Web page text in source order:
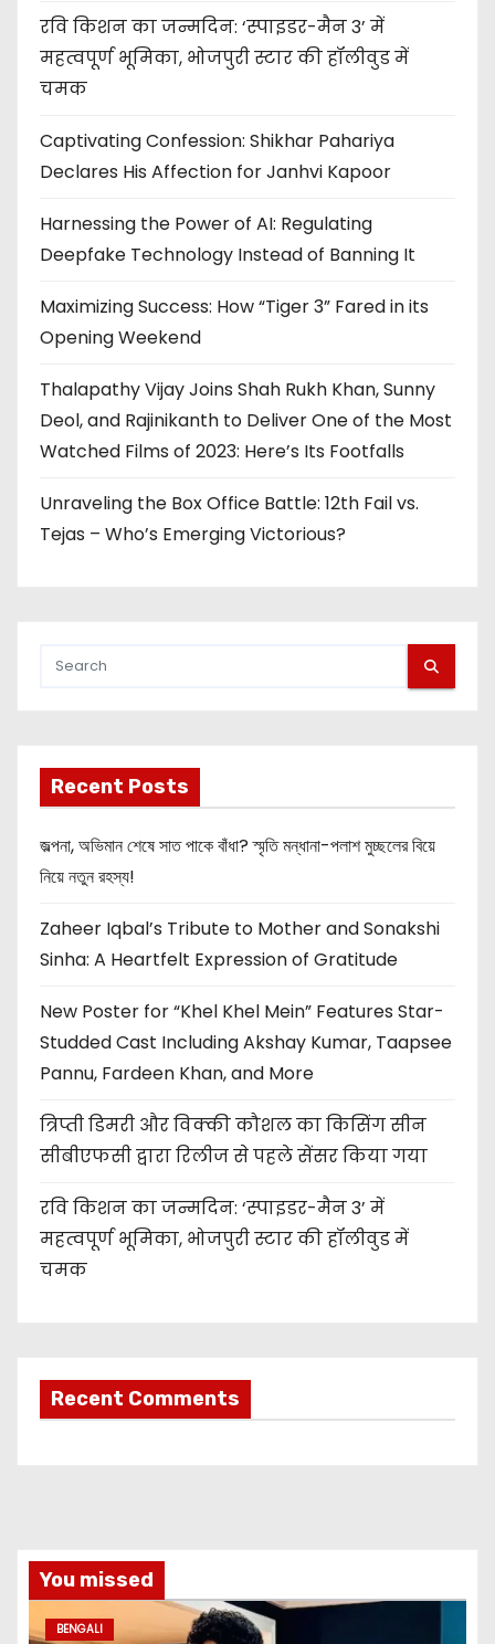
रवि किशन का जन्मदिन: ‘स्पाइडर-मैन 3’ में
महत्वपूर्ण भूमिका, भोजपुरी स्टार की हॉलीवुड में
चमक
Captivating Confession: Shikhar Pahariya
Declares His Affection for Janhvi Kapoor
Harnessing the Power of AI: Regulating
Deepfake Technology Instead of Banning It
Maximizing Success: How “Tiger 3” Fared in its
Opening Weekend
Thalapathy Vijay Joins Shah Rukh Khan, Sunny
Deol, and Rajinikanth to Deliver One of the Most
Watched Films of 2023: Here’s Its Footfalls
Unraveling the Box Office Battle: 12th Fail vs.
Tejas – Who’s Emerging Victorious?
Recent Posts
জল্পনা, অভিমান শেষে সাত পাকে বাঁধা? স্মৃতি মন্ধানা-পলাশ মুচ্ছলের বিয়ে
নিয়ে নতুন রহস্য!
Zaheer Iqbal’s Tribute to Mother and Sonakshi
Sinha: A Heartfelt Expression of Gratitude
New Poster for “Khel Khel Mein” Features Star-
Studded Cast Including Akshay Kumar, Taapsee
Pannu, Fardeen Khan, and More
त्रिप्ती डिमरी और विक्की कौशल का किसिंग सीन
सीबीएफसी द्वारा रिलीज से पहले सेंसर किया गया
रवि किशन का जन्मदिन: ‘स्पाइडर-मैन 3’ में
महत्वपूर्ण भूमिका, भोजपुरी स्टार की हॉलीवुड में
चमक
Recent Comments
You missed
BENGALI